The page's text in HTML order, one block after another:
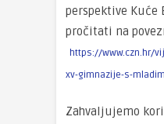
perspektive Kuće
pročitati na
https://www.czn.hr/
xv-gimnazije-s-
Zahvaljujemo